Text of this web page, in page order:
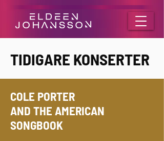
TIDIGARE KONSERTER
COLE PORTER
AND THE AMERICAN
SONGBOOK